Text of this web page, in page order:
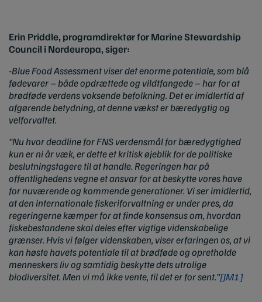
Erin Priddle, programdirektør for Marine Stewardship
Councili Nordeuropa,siger:
-Blue Food Assessmentviser det enorme potentiale, som blå
fødevarer – både opdrættede og vildtfangede – har for at
brødføde verdens voksende befolkning. Det er imidlertid af
afgørende betydning, at denne vækst er bæredygtig og
velforvaltet.
"Nu hvor deadline for FNS verdensmål for bæredygtighed
kun er ni år væk, er dette et kritisk øjeblik for de politiske
beslutningstagere til at handle. Regeringen har på
offentlighedens vegne et ansvar for at beskytte vores have
for nuværende og kommende generationer. Vi ser imidlertid,
at den internationale fiskeriforvaltning er under pres, da
regeringerne kæmper for at finde konsensus om, hvordan
fiskebestandene skal deles efter vigtige videnskabelige
grænser. Hvis vi følger videnskaben, viser erfaringen os, at vi
kan høste havets potentiale til at brødføde og opretholde
menneskers liv og samtidig beskytte dets utrolige
biodiversitet. Men vi må ikke vente, til det er for sent."[JM1]